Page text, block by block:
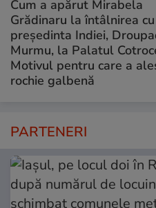
Cum a apărut Mirabela
Grădinaru la întâlnirea cu
președinta Indiei,
Murmu, la Palatul
Motivul pentru care a
rochie galbenă
PARTENERI